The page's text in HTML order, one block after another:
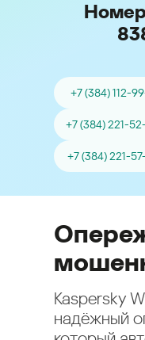
+7 (384) 112-
+7 (384) 221-
+7 (384) 221-
Kaspersky
надёжный